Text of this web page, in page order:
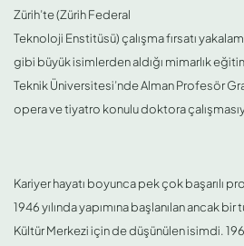
Zürih’te (Zürih Federal
Teknoloji Enstitüsü) çalışma fırsatı
gibi büyük isimlerden aldığı mimarlık
Teknik Üniversitesi’nde Alman Profesör
opera ve tiyatro konulu doktora
Kariyer hayatı boyunca pek çok başarılı
1946 yılında yapımına başlanılan ancak
Kültür Merkezi için de düşünülen isimdi.